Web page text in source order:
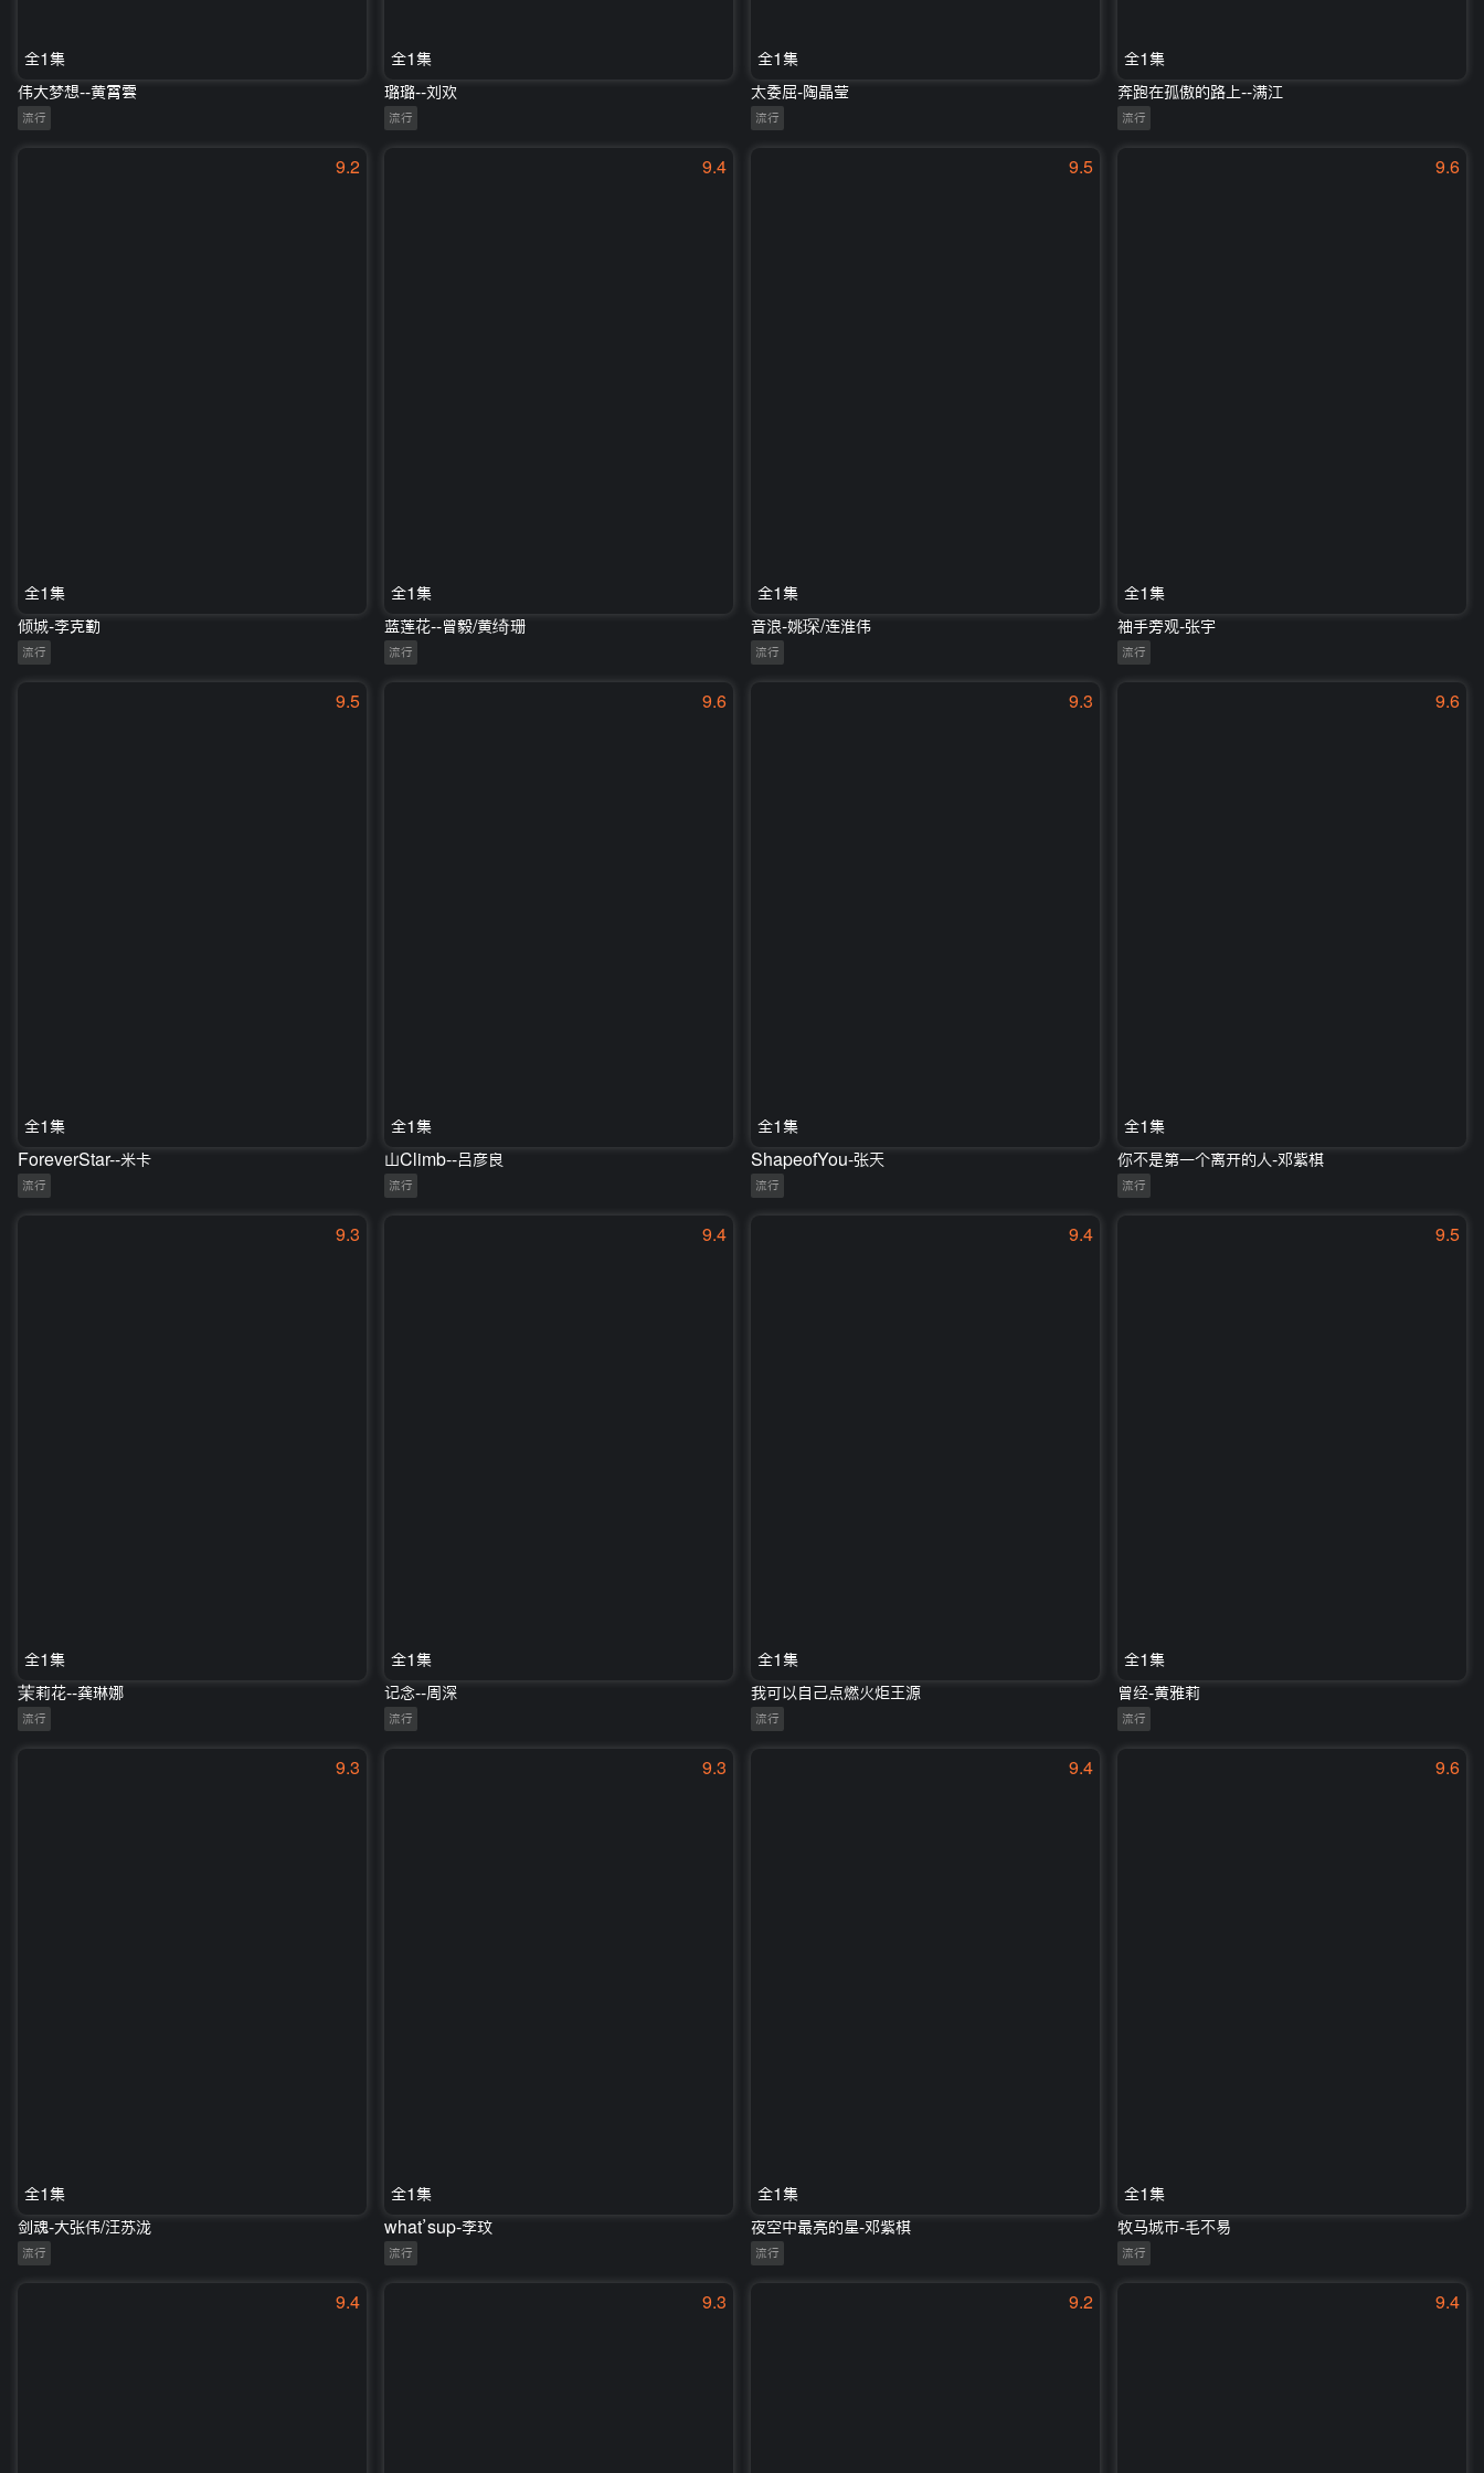
全1集
伟大梦想--黄霄雲
流行
全1集
璐璐--刘欢
流行
全1集
太委屈-陶晶莹
流行
全1集
奔跑在孤傲的路上--满江
流行
9.2
全1集
倾城-李克勤
流行
9.4
全1集
蓝莲花--曾毅/黄绮珊
流行
9.5
全1集
音浪-姚琛/连淮伟
流行
9.6
全1集
袖手旁观-张宇
流行
9.5
全1集
ForeverStar--米卡
流行
9.6
全1集
山Climb--吕彦良
流行
9.3
全1集
ShapeofYou-张天
流行
9.6
全1集
你不是第一个离开的人-邓紫棋
流行
9.3
全1集
茉莉花--龚琳娜
流行
9.4
全1集
记念--周深
流行
9.4
全1集
我可以自己点燃火炬王源
流行
9.5
全1集
曾经-黄雅莉
流行
9.3
全1集
剑魂-大张伟/汪苏泷
流行
9.3
全1集
what’sup-李玟
流行
9.4
全1集
夜空中最亮的星-邓紫棋
流行
9.6
全1集
牧马城市-毛不易
流行
9.4 9.3 9.2 9.4